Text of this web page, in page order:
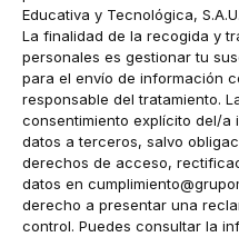
Educativa y Tecnológica,
La finalidad de la recogida y
personales es gestionar tu
para el envío de información
responsable del tratamiento.
consentimiento explícito del/a
datos a terceros, salvo
derechos de acceso,
datos en
derecho a presentar una
control. Puedes consultar la